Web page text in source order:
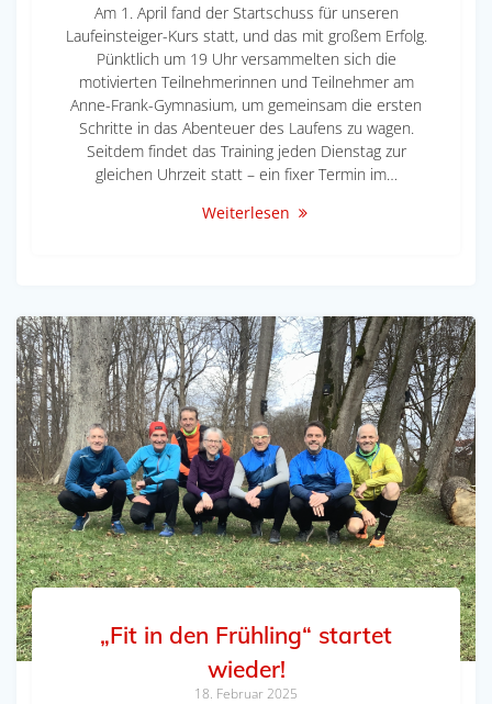
Am 1. April fand der Startschuss für unseren
Laufeinsteiger-Kurs statt, und das mit großem Erfolg.
Pünktlich um 19 Uhr versammelten sich die
motivierten Teilnehmerinnen und Teilnehmer am
Anne-Frank-Gymnasium, um gemeinsam die ersten
Schritte in das Abenteuer des Laufens zu wagen.
Seitdem findet das Training jeden Dienstag zur
gleichen Uhrzeit statt – ein fixer Termin im…
Weiterlesen
„Fit in den Frühling“ startet
wieder!
18. Februar 2025